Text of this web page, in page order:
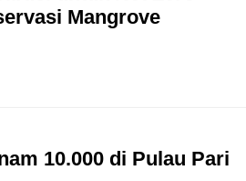
Mangrove
10.000 di Pulau Pari